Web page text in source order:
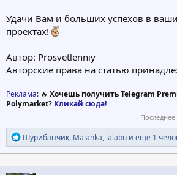
Удачи Вам и больших успехов в
проектах!
Автор: Prosvetlenniy
Авторские права на статью
Реклама: 🔥 Хочешь получить Telegram
Polymarket? Кликай сюда!
Р
е
а
к
Шурибанчик, Malanka, lalabu и ещё 1